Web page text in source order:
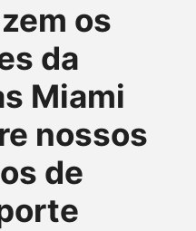
os
da
Miami
nossos
de